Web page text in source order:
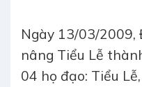
Ngày 13/03/2009,
nâng Tiểu Lễ
04 họ đạo: Tiểu